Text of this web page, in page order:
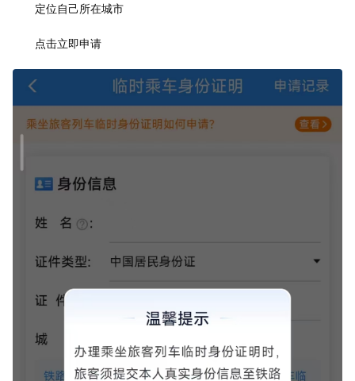
定位自己所在城市
点击立即申请